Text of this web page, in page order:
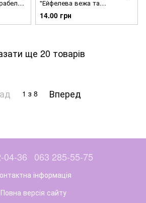
см)
"Ейфелева вежа та
велосипед на рожевому"
(70*100 см)
14.00 грн
ще 20 товарів
1 з 8 Вперед
04-36 063 285-55-75
інформація
Повна версія сайту